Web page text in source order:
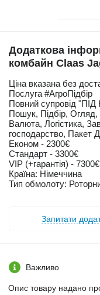
Додаткова
комбайн Claas
Ціна вказана без
Послуга #АгроПідбір
Повний супровід
Пошук, Підбір, Огляд,
Валюта, Логістика,
господарство, Пакет
Економ - 2300€
Стандарт - 3300€
VIP (+гарантія) - 7300€
Країна: Німеччина
Тип обмолоту:
Запитати
Важливо
Опис товару надано